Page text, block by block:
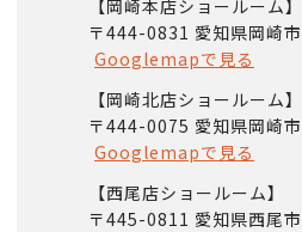
【岡崎本店ショールーム】
〒444-0831 愛知県岡崎
Googlemapで見る
【岡崎北店ショールーム】
〒444-0075 愛知県岡崎
Googlemapで見る
【西尾店ショールーム】
〒445-0811 愛知県西尾